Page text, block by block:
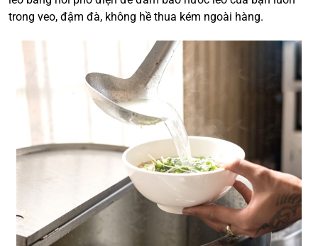
trong veo, đậm đà, không hề thua kém ngoài hàng.